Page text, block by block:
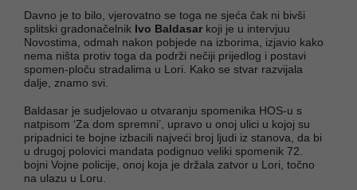
Davno je to bilo, vjerovatno se toga ne sjeća čak ni bivši
splitski gradonačelnik Ivo Baldasar koji je u intervjuu
Novostima, odmah nakon pobjede na izborima, izjavio kako
nema ništa protiv toga da podrži nečiji prijedlog i postavi
spomen-ploču stradalima u Lori. Kako se stvar razvijala
dalje, znamo svi.
Baldasar je sudjelovao u otvaranju spomenika HOS-u s
natpisom ‘Za dom spremni’, upravo u onoj ulici u kojoj su
pripadnici te bojne izbacili najveći broj ljudi iz stanova, da bi
u drugoj polovici mandata podignuo veliki spomenik 72.
bojni Vojne policije, onoj koja je držala zatvor u Lori, točno
na ulazu u Loru.